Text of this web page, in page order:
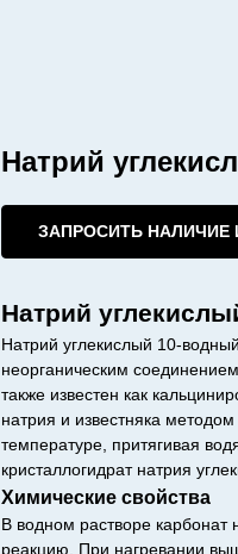
Натрий
ЗАПРОСИТЬ НАЛИЧИЕ
Натрий
Натрий углекислый 10-
неорганическим
также известен как
натрия и известняка
температуре, притягивая
кристаллогидрат натрия
Химические свойства
В водном растворе карбонат
реакцию. При нагревании